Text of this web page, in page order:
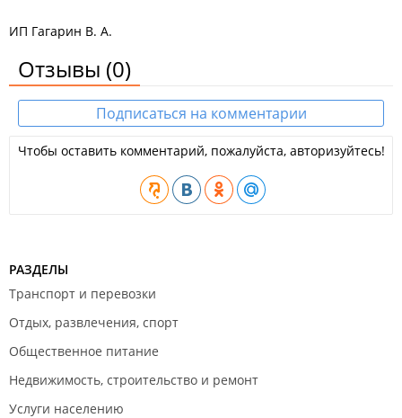
ИП Гагарин В. А.
Отзывы (0)
Подписаться на комментарии
Чтобы оставить комментарий, пожалуйста, авторизуйтесь!
РАЗДЕЛЫ
Транспорт и перевозки
Отдых, развлечения, спорт
Общественное питание
Недвижимость, строительство и ремонт
Услуги населению